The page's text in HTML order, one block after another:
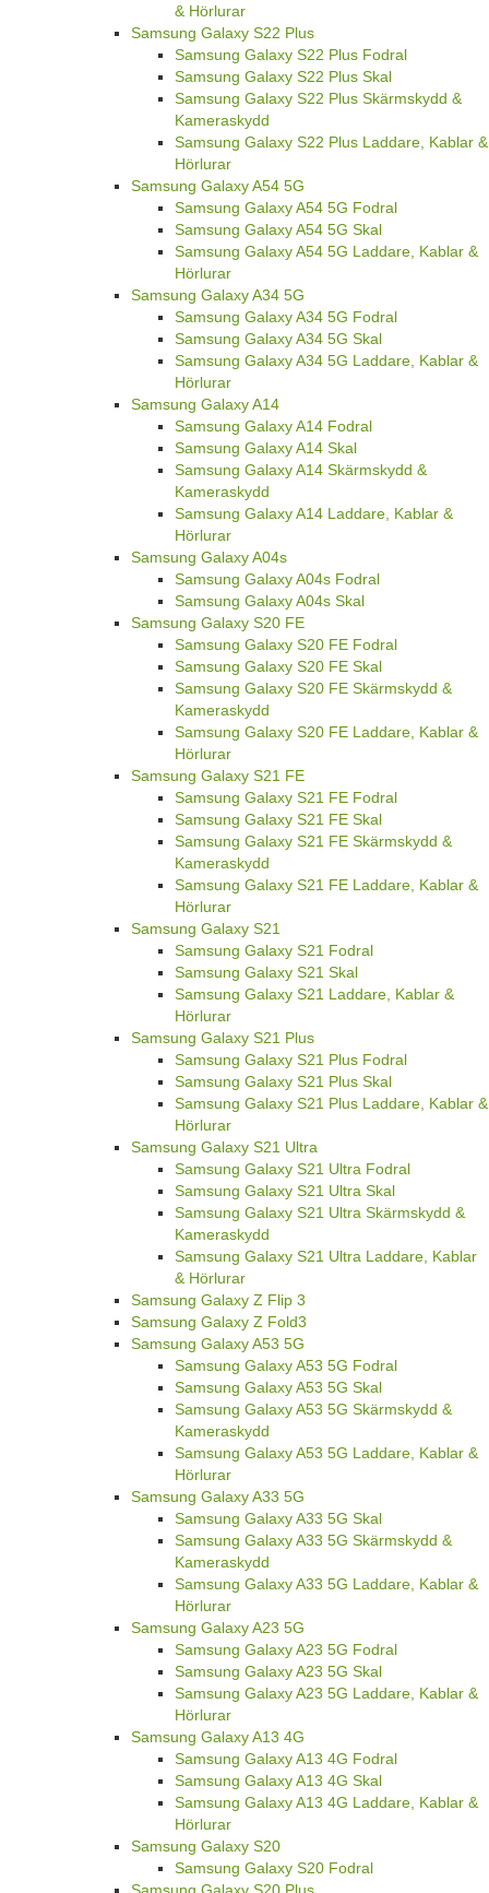
& Hörlurar
Samsung Galaxy S22 Plus
Samsung Galaxy S22 Plus Fodral
Samsung Galaxy S22 Plus Skal
Samsung Galaxy S22 Plus Skärmskydd &
Kameraskydd
Samsung Galaxy S22 Plus Laddare, Kablar &
Hörlurar
Samsung Galaxy A54 5G
Samsung Galaxy A54 5G Fodral
Samsung Galaxy A54 5G Skal
Samsung Galaxy A54 5G Laddare, Kablar &
Hörlurar
Samsung Galaxy A34 5G
Samsung Galaxy A34 5G Fodral
Samsung Galaxy A34 5G Skal
Samsung Galaxy A34 5G Laddare, Kablar &
Hörlurar
Samsung Galaxy A14
Samsung Galaxy A14 Fodral
Samsung Galaxy A14 Skal
Samsung Galaxy A14 Skärmskydd &
Kameraskydd
Samsung Galaxy A14 Laddare, Kablar &
Hörlurar
Samsung Galaxy A04s
Samsung Galaxy A04s Fodral
Samsung Galaxy A04s Skal
Samsung Galaxy S20 FE
Samsung Galaxy S20 FE Fodral
Samsung Galaxy S20 FE Skal
Samsung Galaxy S20 FE Skärmskydd &
Kameraskydd
Samsung Galaxy S20 FE Laddare, Kablar &
Hörlurar
Samsung Galaxy S21 FE
Samsung Galaxy S21 FE Fodral
Samsung Galaxy S21 FE Skal
Samsung Galaxy S21 FE Skärmskydd &
Kameraskydd
Samsung Galaxy S21 FE Laddare, Kablar &
Hörlurar
Samsung Galaxy S21
Samsung Galaxy S21 Fodral
Samsung Galaxy S21 Skal
Samsung Galaxy S21 Laddare, Kablar &
Hörlurar
Samsung Galaxy S21 Plus
Samsung Galaxy S21 Plus Fodral
Samsung Galaxy S21 Plus Skal
Samsung Galaxy S21 Plus Laddare, Kablar &
Hörlurar
Samsung Galaxy S21 Ultra
Samsung Galaxy S21 Ultra Fodral
Samsung Galaxy S21 Ultra Skal
Samsung Galaxy S21 Ultra Skärmskydd &
Kameraskydd
Samsung Galaxy S21 Ultra Laddare, Kablar
& Hörlurar
Samsung Galaxy Z Flip 3
Samsung Galaxy Z Fold3
Samsung Galaxy A53 5G
Samsung Galaxy A53 5G Fodral
Samsung Galaxy A53 5G Skal
Samsung Galaxy A53 5G Skärmskydd &
Kameraskydd
Samsung Galaxy A53 5G Laddare, Kablar &
Hörlurar
Samsung Galaxy A33 5G
Samsung Galaxy A33 5G Skal
Samsung Galaxy A33 5G Skärmskydd &
Kameraskydd
Samsung Galaxy A33 5G Laddare, Kablar &
Hörlurar
Samsung Galaxy A23 5G
Samsung Galaxy A23 5G Fodral
Samsung Galaxy A23 5G Skal
Samsung Galaxy A23 5G Laddare, Kablar &
Hörlurar
Samsung Galaxy A13 4G
Samsung Galaxy A13 4G Fodral
Samsung Galaxy A13 4G Skal
Samsung Galaxy A13 4G Laddare, Kablar &
Hörlurar
Samsung Galaxy S20
Samsung Galaxy S20 Fodral